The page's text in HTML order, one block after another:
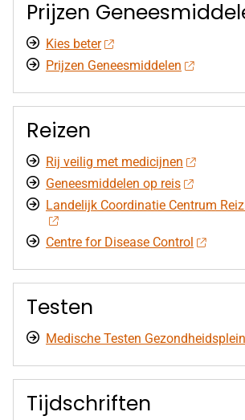
Prijzen
Kies beter
Prijzen Geneesmiddelen
Reizen
Rij veilig met medicijnen
Geneesmiddelen op reis
Landelijk Coordinatie Centrum
Centre for Disease Control
Testen
Medische Testen Gezondheidsplein
Tijdschriften